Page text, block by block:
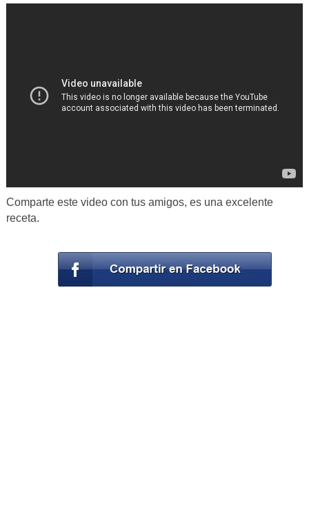
Comparte este video con tus amigos, es una excelente
receta.